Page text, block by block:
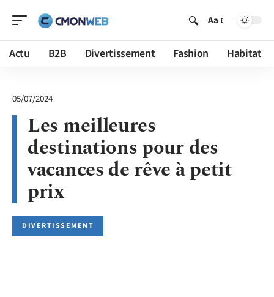
Aa
Actu B2B Divertissement Fashion Habitat
05/07/2024
Les meilleures
destinations pour des
vacances de rêve à petit
prix
DIVERTISSEMENT